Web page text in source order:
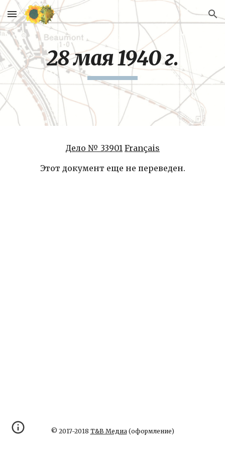
Skip to main content Skip to navigation
28 мая 1940 г.
Дело № 33901 Français
Этот документ еще не переведен.
© 2017-2018 Т&В Медиа(оформление)